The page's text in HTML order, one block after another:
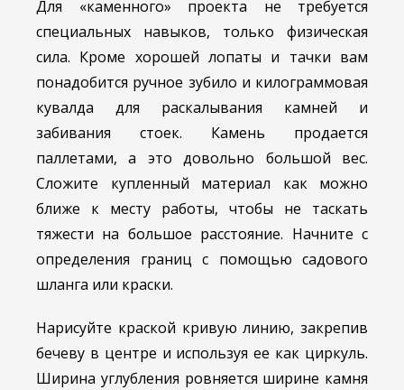
Для «каменного» проекта не требуется
специальных навыков, только физическая
сила. Кроме хорошей лопаты и тачки вам
понадобится ручное зубило и килограммовая
кувалда для раскалывания камней и
забивания стоек. Камень продается
паллетами, а это довольно большой вес.
Сложите купленный материал как можно
ближе к месту работы, чтобы не таскать
тяжести на большое расстояние. Начните с
определения границ с помощью садового
шланга или краски.
Нарисуйте краской кривую линию, закрепив
бечеву в центре и используя ее как циркуль.
Ширина углубления ровняется ширине камня